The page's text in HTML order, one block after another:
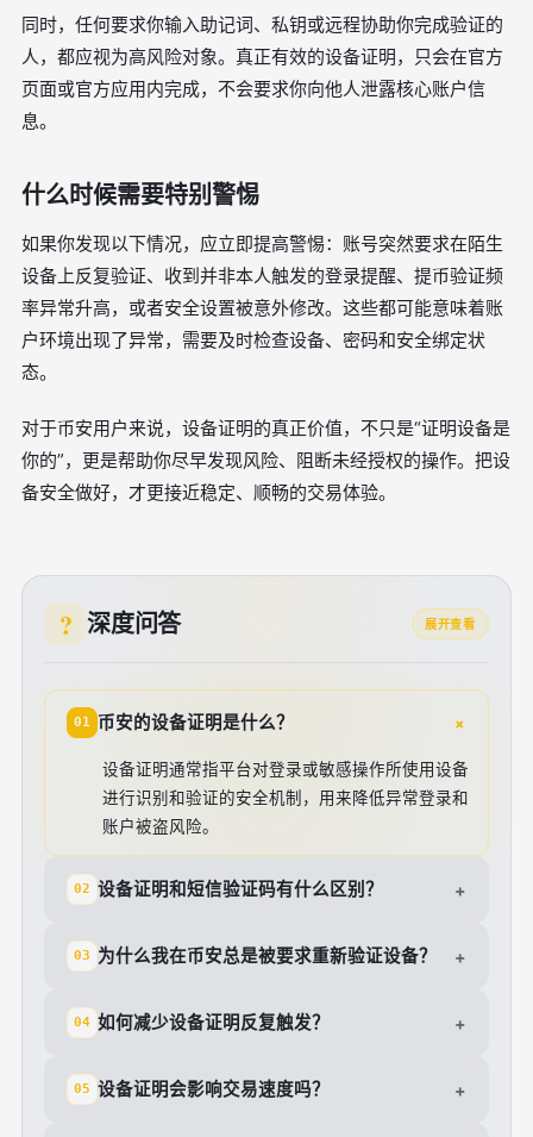
同时，任何要求你输入助记词、私钥或远程协助你完成验证的
人，都应视为高风险对象。真正有效的设备证明，只会在官方
页面或官方应用内完成，不会要求你向他人泄露核心账户信
息。
什么时候需要特别警惕
如果你发现以下情况，应立即提高警惕：账号突然要求在陌生
设备上反复验证、收到并非本人触发的登录提醒、提币验证频
率异常升高，或者安全设置被意外修改。这些都可能意味着账
户环境出现了异常，需要及时检查设备、密码和安全绑定状
态。
对于币安用户来说，设备证明的真正价值，不只是“证明设备是
你的”，更是帮助你尽早发现风险、阻断未经授权的操作。把设
备安全做好，才更接近稳定、顺畅的交易体验。
深度问答 展开查看
01 币安的设备证明是什么？ +
设备证明通常指平台对登录或敏感操作所使用设备
进行识别和验证的安全机制，用来降低异常登录和
账户被盗风险。
02 设备证明和短信验证码有什么区别？ +
03 为什么我在币安总是被要求重新验证设备？ +
04 如何减少设备证明反复触发？ +
05 设备证明会影响交易速度吗？ +